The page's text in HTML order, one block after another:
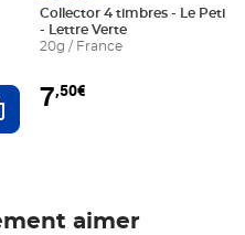
Ajouter au panier
Collector 4 timbres - Le Petit
- Lettre Verte
20g / France
7,50€
aimer